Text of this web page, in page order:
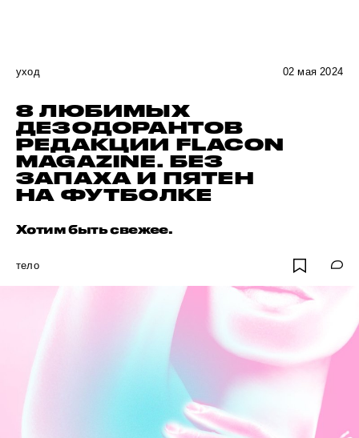
уход 02 мая 2024
8 ЛЮБИМЫХ
ДЕЗОДОРАНТОВ
РЕДАКЦИИ FLACON
MAGAZINE. БЕЗ
ЗАПАХА И ПЯТЕН
НА ФУТБОЛКЕ
Хотим быть свежее.
тело